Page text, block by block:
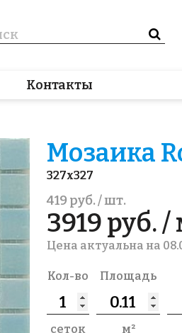
Контакты
Мозаика
327x327
419 руб. / шт.
3919 руб. /
Цена актуальна на
Кол-во
сеток
Площадь
м²